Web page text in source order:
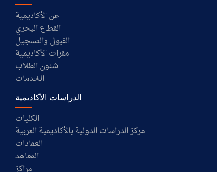
عن الأكاديمية
القطاع البحري
القبول والتسجيل
مقرات الأكاديمية
شئون الطلاب
الخدمات
الدراسات الأكاديمية
الكليات
مركز الدراسات الدولية بالأكاديمية العربية
العمادات
المعاهد
مراكز